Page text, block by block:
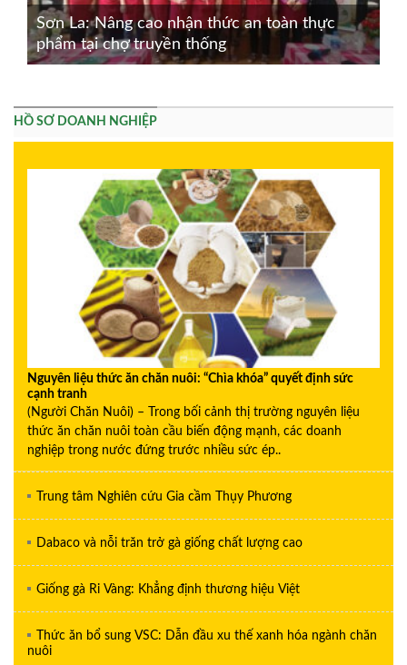
Sơn La: Nâng cao nhận thức an toàn thực
phẩm tại chợ truyền thống
HỒ SƠ DOANH NGHIỆP
Nguyên liệu thức ăn chăn nuôi: “Chìa khóa” quyết định sức
cạnh tranh
(Người Chăn Nuôi) – Trong bối cảnh thị trường nguyên liệu
thức ăn chăn nuôi toàn cầu biến động mạnh, các doanh
nghiệp trong nước đứng trước nhiều sức ép..
Trung tâm Nghiên cứu Gia cầm Thụy Phương
Dabaco và nỗi trăn trở gà giống chất lượng cao
Giống gà Ri Vàng: Khẳng định thương hiệu Việt
Thức ăn bổ sung VSC: Dẫn đầu xu thế xanh hóa ngành chăn
nuôi